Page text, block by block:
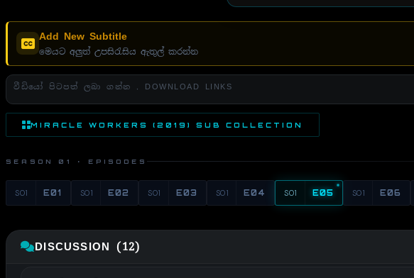
Add New Subtitle
මෙයට අලුත් උපසිරැසිය ඇතුල් කරන්න
වීඩියෝ පිටපත් ලබා ගන්න . DOWNLOAD LINKS
MIRACLE WORKERS (2019) SUB COLLECTION
SEASON 01 · EPISODES
S01 E01 S01 E02 S01 E03 S01 E04 S01 E05 S01 E06
DISCUSSION (12)